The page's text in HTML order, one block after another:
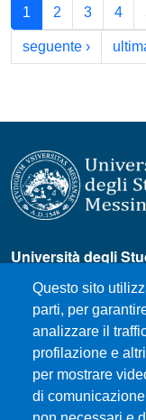
Paginazione
1 2 3 4
seguente ›Pagina
Questo sito
parti, per
analizzare il
profilazione e
per mostrare
di
Università degli
Piazza Pugliatti, 1 -
Cod. Fiscale
P.IVA 00724160833
Centralino: 090 676 1
MENÙ SOCIAL